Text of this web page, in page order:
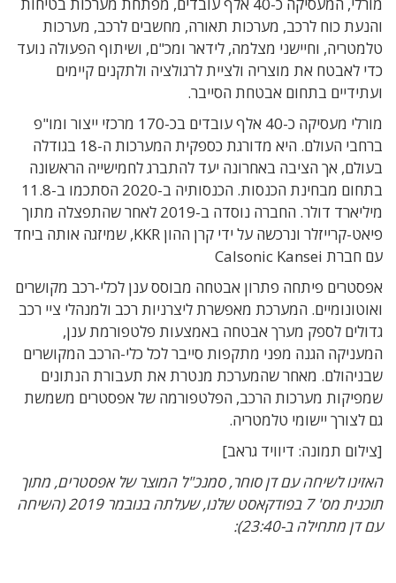
והנעת כוח לרכב, מערכות תאורה, מחשבים לרכב, מערכות
טלמטריה, וחיישני מצלמה, לידאר ומכ"ם, ושיתוף הפעולה נועד
כדי לאבטח את מוצריה ולציית לרגולציה ולתקנים קיימים
ועתידיים בתחום אבטחת הסייבר.
מורלי מעסיקה כ-40 אלף עובדים בכ-170 מרכזי ייצור ומו"פ
ברחבי העולם. היא מדורגת כספקית המערכות ה-18 בגודלה
בעולם, אך הציבה באחרונה יעד להתברג לחמישייה הראשונה
בתחום מבחינת הכנסות. הכנסותיה ב-2020 הסתכמו ב-11.8
מיליארד דולר. החברה נוסדה ב-2019 לאחר שהתפצלה מתוך
פיאט-קרייזלר ונרכשה על ידי קרן ההון KKR, שמיזגה אותה ביחד
עם חברת Calsonic Kansei
אפסטרים פיתחה פתרון אבטחה מבוסס ענן לכלי-רכב מקושרים
ואוטונומיים. המערכת מאפשרת ליצרניות רכב ולמנהלי ציי רכב
גדולים לספק מערך אבטחה באמצעות פלטפורמת ענן,
המעניקה הגנה מפני מתקפות סייבר לכל כלי-הרכב המקושרים
שבניהולם. מאחר שהמערכת מנטרת את תעבורת הנתונים
שמפיקות מערכות הרכב, הפלטפורמה של אפסטרים משמשת
גם לצורך יישומי טלמטריה.
[צילום תמונה: דיוויד גראב]
האזינו לשיחה עם דן סוחר, סמנכ"ל המוצר של אפסטרים, מתוך
תוכנית מס' 7 בפודקאסט שלנו, שעלתה בנובמר 2019 (השיחה
עם דן מתחילה ב-23:40):